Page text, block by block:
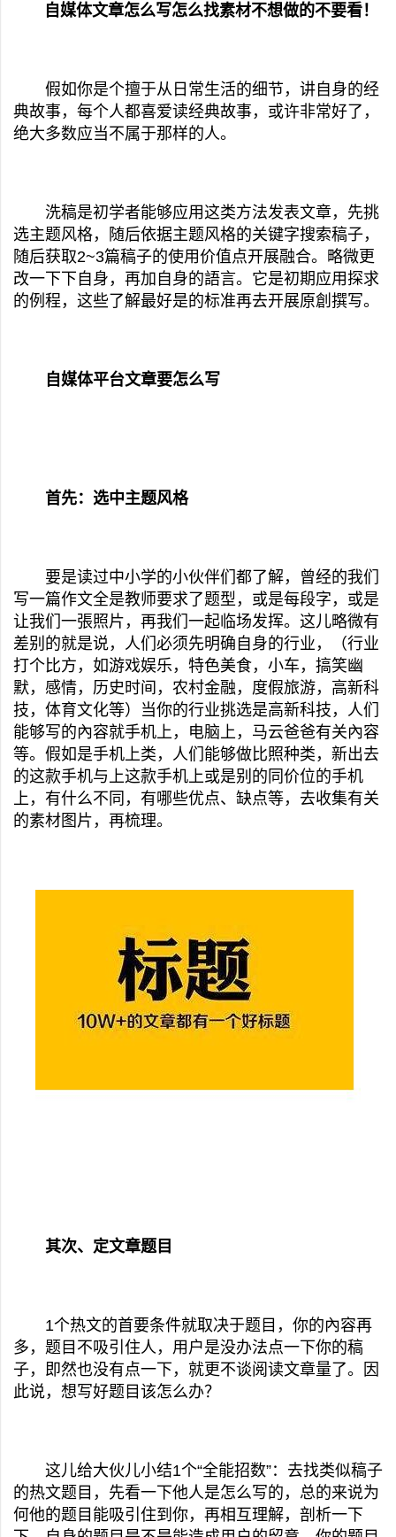
自媒体文章怎么写怎么找素材不想做的不要看！
假如你是个擅于从日常生活的细节，讲自身的经
典故事，每个人都喜爱读经典故事，或许非常好了，
绝大多数应当不属于那样的人。
洗稿是初学者能够应用这类方法发表文章，先挑
选主题风格，随后依据主题风格的关键字搜索稿子，
随后获取2~3篇稿子的使用价值点开展融合。略微更
改一下下自身，再加自身的語言。它是初期应用探求
的例程，这些了解最好是的标准再去开展原創撰写。
自媒体平台文章要怎么写
首先：选中主题风格
要是读过中小学的小伙伴们都了解，曾经的我们
写一篇作文全是教师要求了题型，或是每段字，或是
让我们一張照片，再我们一起临场发挥。这儿略微有
差别的就是说，人们必须先明确自身的行业，（行业
打个比方，如游戏娱乐，特色美食，小车，搞笑幽
默，感情，历史时间，农村金融，度假旅游，高新科
技，体育文化等）当你的行业挑选是高新科技，人们
能够写的內容就手机上，电脑上，马云爸爸有关內容
等。假如是手机上类，人们能够做比照种类，新出去
的这款手机与上这款手机上或是别的同价位的手机
上，有什么不同，有哪些优点、缺点等，去收集有关
的素材图片，再梳理。
其次、定文章题目
1个热文的首要条件就取决于题目，你的內容再
多，题目不吸引住人，用户是没办法点一下你的稿
子，即然也没有点一下，就更不谈阅读文章量了。因
此说，想写好题目该怎么办？
这儿给大伙儿小结1个“全能招数”：去找类似稿子
的热文题目，先看一下他人是怎么写的，总的来说为
何他的题目能吸引住到你，再相互理解，剖析一下